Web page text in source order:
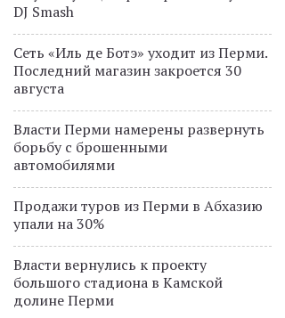
DJ Smash
Сеть «Иль де Ботэ» уходит из Перми.
Последний магазин закроется 30
августа
Власти Перми намерены развернуть
борьбу с брошенными
автомобилями
Продажи туров из Перми в Абхазию
упали на 30%
Власти вернулись к проекту
большого стадиона в Камской
долине Перми